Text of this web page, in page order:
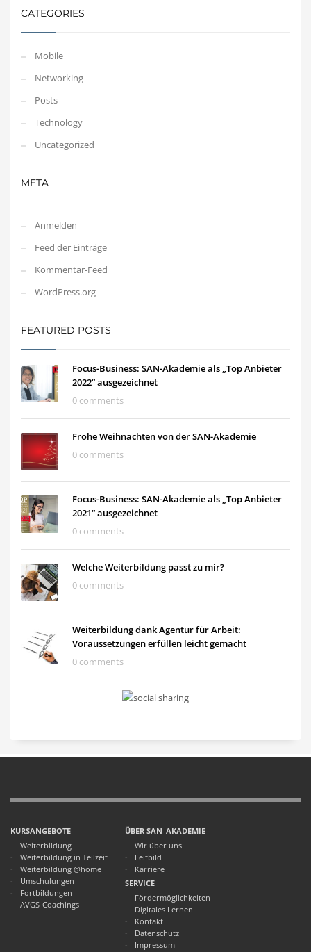
CATEGORIES
Mobile
Networking
Posts
Technology
Uncategorized
META
Anmelden
Feed der Einträge
Kommentar-Feed
WordPress.org
FEATURED POSTS
Focus-Business: SAN-Akademie als „Top Anbieter
2022“ ausgezeichnet
0 comments
Frohe Weihnachten von der SAN-Akademie
0 comments
Focus-Business: SAN-Akademie als „Top Anbieter
2021“ ausgezeichnet
0 comments
Welche Weiterbildung passt zu mir?
0 comments
Weiterbildung dank Agentur für Arbeit:
Voraussetzungen erfüllen leicht gemacht
0 comments
KURSANGEBOTE
Weiterbildung
Weiterbildung in Teilzeit
Weiterbildung @home
Umschulungen
Fortbildungen
AVGS-Coachings
ÜBER SAN_AKADEMIE
Wir über uns
Leitbild
Karriere
SERVICE
Fördermöglichkeiten
Digitales Lernen
Kontakt
Datenschutz
Impressum